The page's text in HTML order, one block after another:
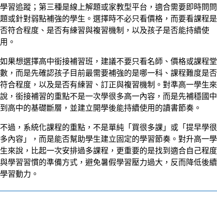
學習追蹤；第三種是線上解題或家教型平台，適合需要即時問問
題或針對弱點補強的學生。選擇時不必只看價格，而要看課程是
否符合程度、是否有練習與複習機制，以及孩子是否能持續使
用。
如果想選擇高中銜接補習班，建議不要只看名師、價格或課程堂
數，而是先確認孩子目前最需要補強的是哪一科、課程難度是否
符合程度，以及是否有練習、訂正與複習機制。對準高一學生來
說，銜接補習的重點不是一次學很多高一內容，而是先補穩國中
到高中的基礎斷層，並建立開學後能持續使用的讀書節奏。
不過，系統化課程的重點，不是單純「買很多課」或「提早學很
多內容」，而是能否幫助學生建立固定的學習節奏。對升高一學
生來說，比起一次安排過多課程，更重要的是找到適合自己程度
與學習習慣的準備方式，避免暑假學習壓力過大，反而降低後續
學習動力。